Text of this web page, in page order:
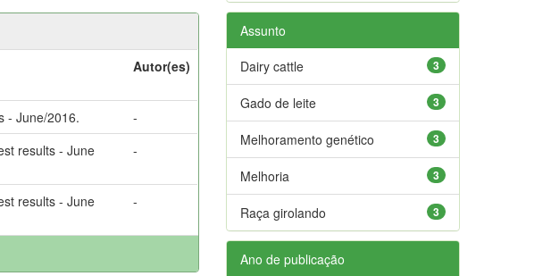
Autor(es)
- June/2016.
-
results - June
-
results - June
-
Assunto
3
Dairy cattle
3
Gado de leite
3
Melhoramento genético
3
Melhoria
3
Raça girolando
Ano de publicação